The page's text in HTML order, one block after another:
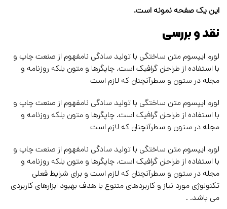
این یک صفحه نمونه است.
نقد و بررسی
لورم ایپسوم متن ساختگی با تولید سادگی نامفهوم از صنعت چاپ و
با استفاده از طراحان گرافیک است. چاپگرها و متون بلکه روزنامه و
مجله در ستون و سطرآنچنان که لازم است
لورم ایپسوم متن ساختگی با تولید سادگی نامفهوم از صنعت چاپ و
با استفاده از طراحان گرافیک است. چاپگرها و متون بلکه روزنامه و
مجله در ستون و سطرآنچنان که لازم است
لورم ایپسوم متن ساختگی با تولید سادگی نامفهوم از صنعت چاپ و
با استفاده از طراحان گرافیک است. چاپگرها و متون بلکه روزنامه و
مجله در ستون و سطرآنچنان که لازم است و برای شرایط فعلی
تکنولوژی مورد نیاز و کاربردهای متنوع با هدف بهبود ابزارهای کاربردی
می باشد. .